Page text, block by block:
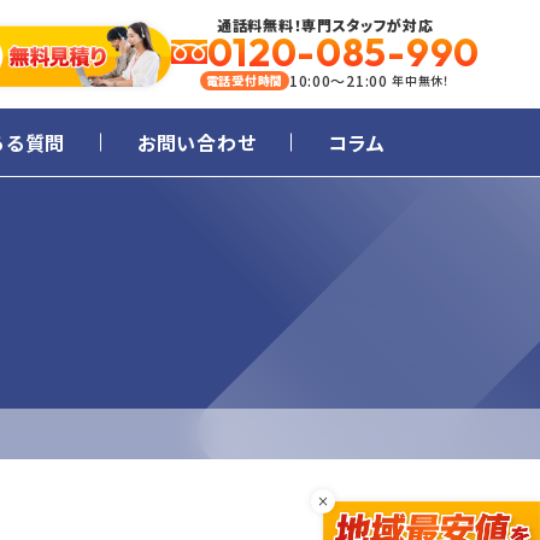
通話料無料！専門スタッフが対応
0120-085-990
電話受付時間 10:00～21:00年中無休！
る質問 お問い合わせ コラム
×